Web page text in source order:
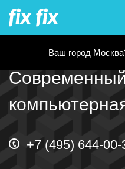
Ваш город
+7 (495) 644-00-